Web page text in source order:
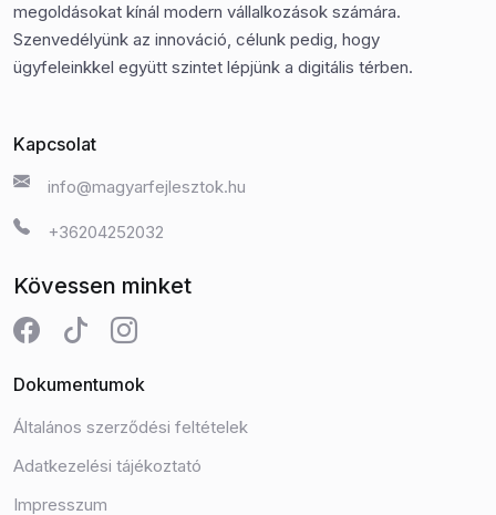
megoldásokat kínál modern vállalkozások számára.
Szenvedélyünk az innováció, célunk pedig, hogy
ügyfeleinkkel együtt szintet lépjünk a digitális térben.
Kapcsolat
info@magyarfejlesztok.hu
+36204252032
Kövessen minket
Dokumentumok
Általános szerződési feltételek
Adatkezelési tájékoztató
Impresszum